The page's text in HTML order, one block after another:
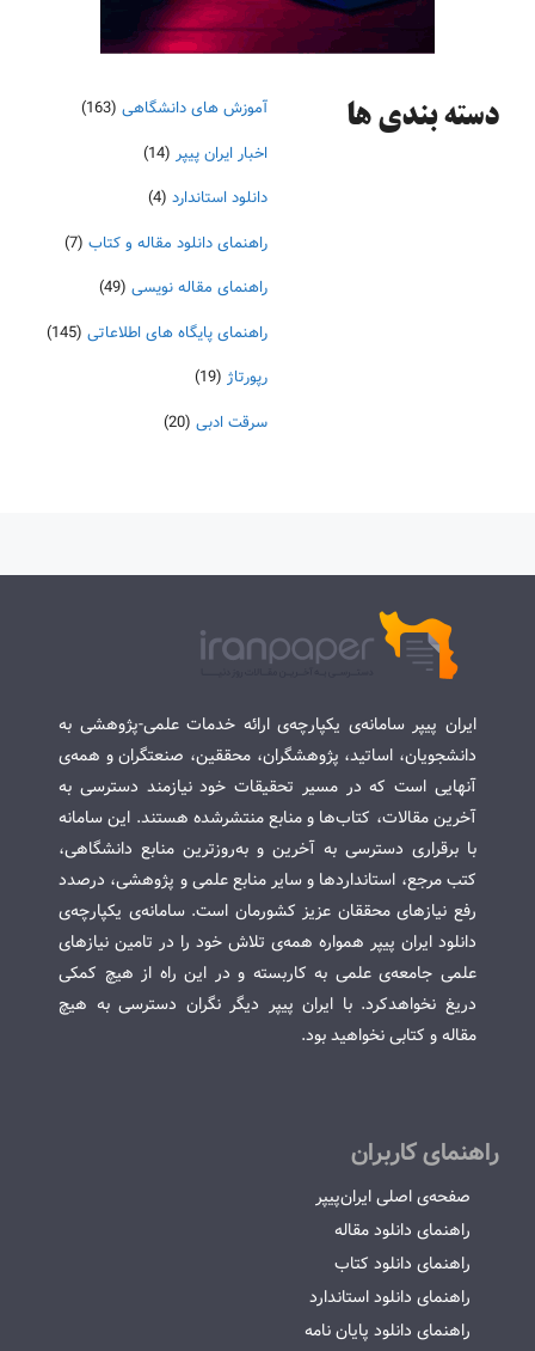
دسته‌ بندی ها آموزش های دانشگاهی (163)
اخبار ایران پیپر (14)
دانلود استاندارد (4)
راهنمای دانلود مقاله و کتاب (7)
راهنمای مقاله نویسی (49)
راهنمای پایگاه های اطلاعاتی (145)
رپورتاژ (19)
سرقت ادبی (20)
ایران پیپر سامانه‌ی یکپارچه‌ی ارائه خدمات علمی-پژوهشی به
دانشجویان، اساتید، پژوهشگران، محققین، صنعتگران و همه‌ی
آنهایی است که در مسیر تحقیقات خود نیازمند دسترسی به
آخرین مقالات، کتاب‌ها و منابع منتشرشده هستند. این سامانه
با برقراری دسترسی به آخرین و به‌روزترین منابع دانشگاهی،
کتب مرجع، استانداردها و سایر منابع علمی و پژوهشی، درصدد
رفع نیازهای محققان عزیز کشورمان است. سامانه‌ی یکپارچه‌ی
دانلود ایران پیپر همواره همه‌ی تلاش خود را در تامین نیازهای
علمی جامعه‌ی علمی به کاربسته و در این راه از هیچ کمکی
دریغ نخواهدکرد. با ایران پیپر دیگر نگران دسترسی به هیچ
مقاله و کتابی نخواهید بود.
راهنمای کاربران
صفحه‌ی اصلی ایران‌پیپر
راهنمای دانلود مقاله
راهنمای دانلود کتاب
راهنمای دانلود استاندارد
راهنمای دانلود پایان نامه